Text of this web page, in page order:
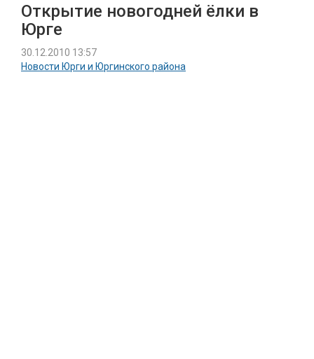
Открытие новогодней ёлки в
Юрге
30.12.2010 13:57
Новости Юрги и Юргинского района